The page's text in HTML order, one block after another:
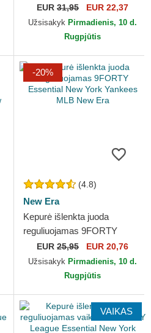
Draft Edition 2023 Phoenix
Suns NBA New Era
EUR 31,95 EUR 22,37
Užsisakyk Pirmadienis, 10 d.
Rugpjūtis
-20%
(4.8)
New Era
Kepurė išlenkta juoda
reguliuojamas 9FORTY
Essential New York Yankees
MLB New Era
EUR 25,95 EUR 20,76
Užsisakyk Pirmadienis, 10 d.
Rugpjūtis
VAIKAS